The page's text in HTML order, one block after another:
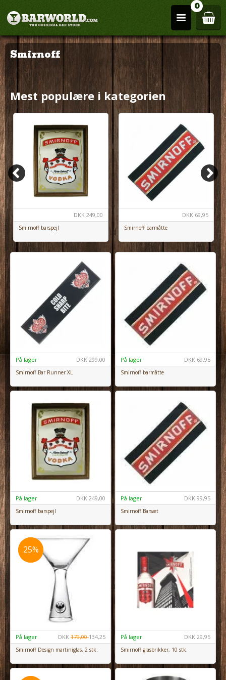
0
Smirnoff
Mest populære i kategorien
DKK 249,00
Smirnoff barspejl
DKK 69,95
Smirnoff barmåtte
DKK 299,00
På lager
Smirnoff Bar Runner XL
DKK 69,95
På lager
Smirnoff barmåtte
DKK 249,00
På lager
Smirnoff barspejl
DKK 99,95
På lager
Smirnoff Barsæt
25%
25%
DKK 179,00134,25
På lager
Smirnoff Design martiniglas, 2 stk.
DKK 29,95
På lager
Smirnoff glasbrikker, 10 stk.